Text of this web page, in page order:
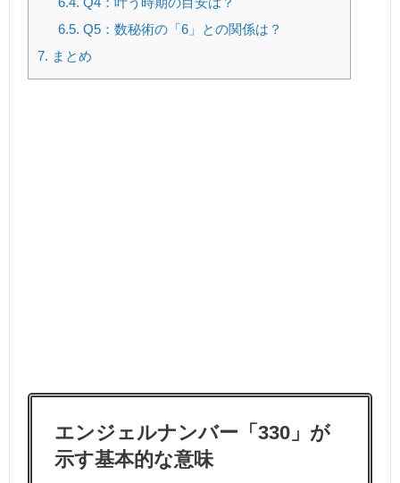
6.5. Q5：数秘術の「6」との関係は？
7. まとめ
エンジェルナンバー「330」が
示す基本的な意味